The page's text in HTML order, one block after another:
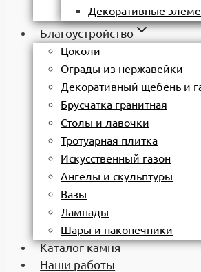
Декоративные
Благоустройство
Цоколи
Ограды из нержавейки
Декоративный щебень и
Брусчатка гранитная
Столы и лавочки
Тротуарная плитка
Искусственный газон
Ангелы и скульптуры
Вазы
Лампады
Шары и наконечники
Каталог камня
Наши работы